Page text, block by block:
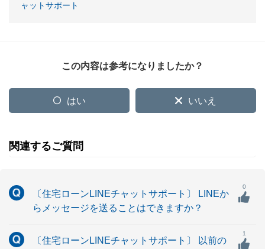
ャットサポート
この内容は参考になりましたか？
はい いいえ
関連するご質問
〔住宅ローンLINEチャットサポート〕 LINEか
らメッセージを送ることはできますか？
0
〔住宅ローンLINEチャットサポート〕 以前の
1